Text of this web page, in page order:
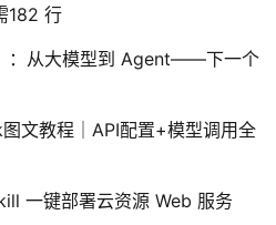
182 行
：从大模型到 Agent——下一个
文教程｜API配置+模型调用全
一键部署云资源 Web 服务